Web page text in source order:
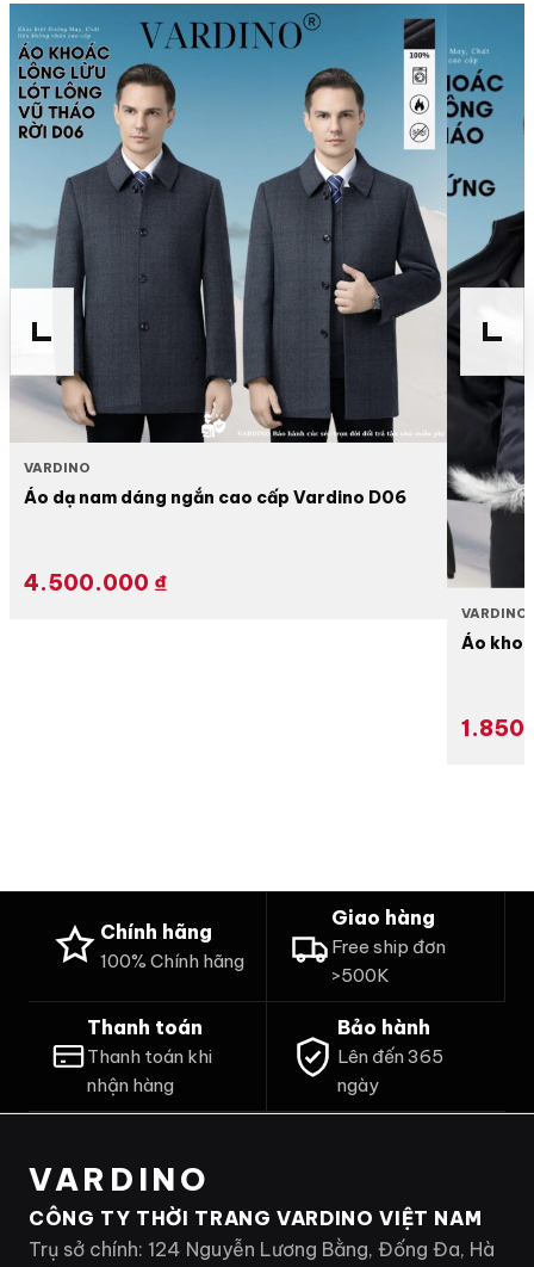
VARDINO
Áo dạ nam dáng ngắn cao cấp Vardino D06
4.500.000 ₫
VARDINO
Áo
Chính hãng
100% Chính hãng
Giao hàng
Free ship đơn
>500K
Thanh toán
Thanh toán khi
nhận hàng
Bảo hành
Lên đến 365
ngày
VARDINO
CÔNG TY THỜI TRANG VARDINO VIỆT NAM
Trụ sở chính: 124 Nguyễn Lương Bằng, Đống Đa, Hà